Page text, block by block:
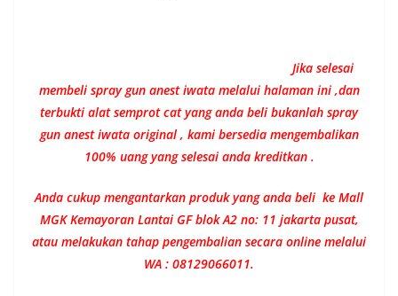
Jika selesai
membeli spray gun anest iwata melalui halaman ini ,dan
terbukti alat semprot cat yang anda beli bukanlah spray
gun anest iwata original , kami bersedia mengembalikan
100% uang yang selesai anda kreditkan .
Anda cukup mengantarkan produk yang anda beli ke Mall
MGK Kemayoran Lantai GF blok A2 no: 11 jakarta pusat,
atau melakukan tahap pengembalian secara online melalui
WA : 08129066011.